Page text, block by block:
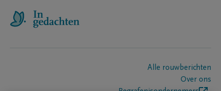
Alle rouwberichten
Over ons